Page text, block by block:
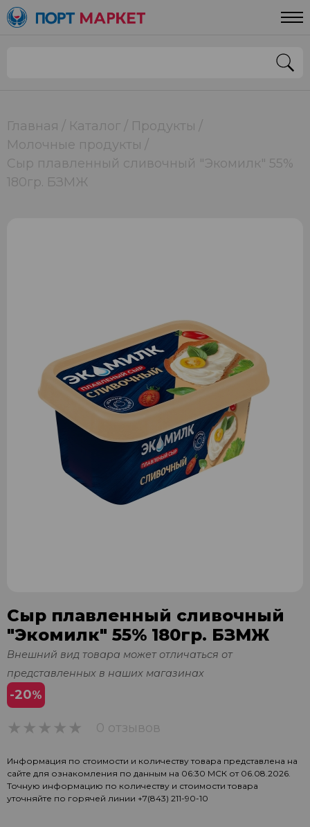
Главная Каталог
Продукты
Молочные продукты
Сыр плавленный сливочный "Экомилк" 55%
180гр. БЗМЖ
Сыр плавленный сливочный
"Экомилк" 55% 180гр. БЗМЖ
Внешний вид товара может отличаться от
представленных в наших магазинах
-20%
0 отзывов
Информация по стоимости и количеству товара представлена на
сайте для ознакомления по данным на 06:30 МСК от 06.08.2026.
Точную информацию по количеству и стоимости товара
уточняйте по горячей линии +7(843) 211-90-10